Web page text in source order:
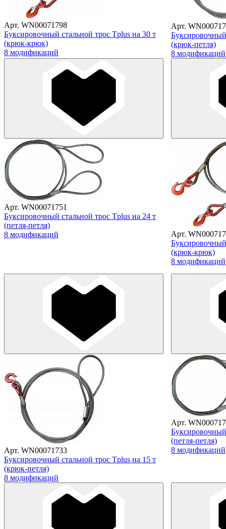
Арт. WN00071798
Буксировочный стальной трос Tplus на 30 т
(крюк-крюк)
8 модификаций
Арт.
(крюк-петля)
8 модификаций
Арт. WN00071751
Буксировочный стальной трос Tplus на 24 т
(петля-петля)
8 модификаций
Арт.
(крюк-крюк)
8 модификаций
Арт. WN00071733
Буксировочный стальной трос Tplus на 15 т
(крюк-петля)
8 модификаций
Арт.
(петля-петля)
8 модификаций